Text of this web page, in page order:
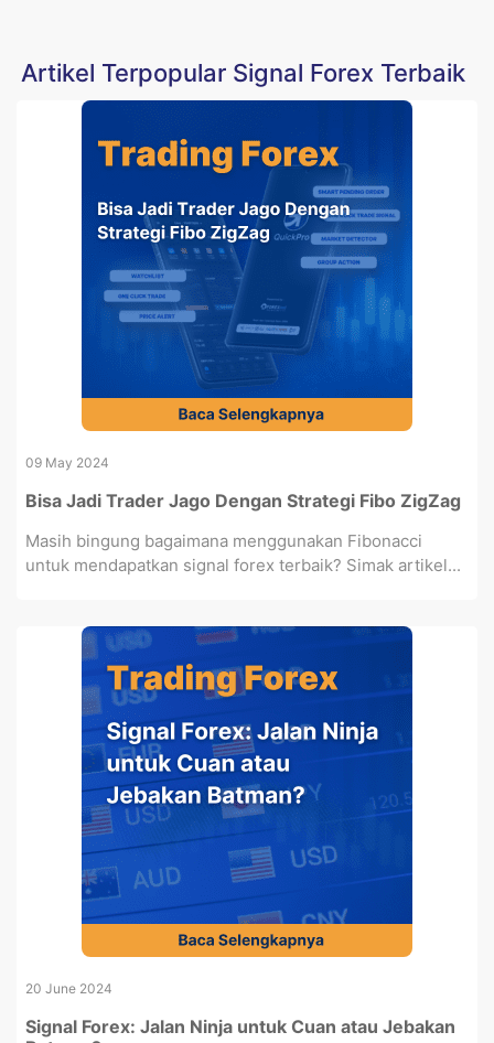
Artikel Terpopular Signal Forex Terbaik
09 May 2024
Bisa Jadi Trader Jago Dengan Strategi Fibo ZigZag
Masih bingung bagaimana menggunakan Fibonacci
untuk mendapatkan signal forex terbaik? Simak artikel...
20 June 2024
Signal Forex: Jalan Ninja untuk Cuan atau Jebakan